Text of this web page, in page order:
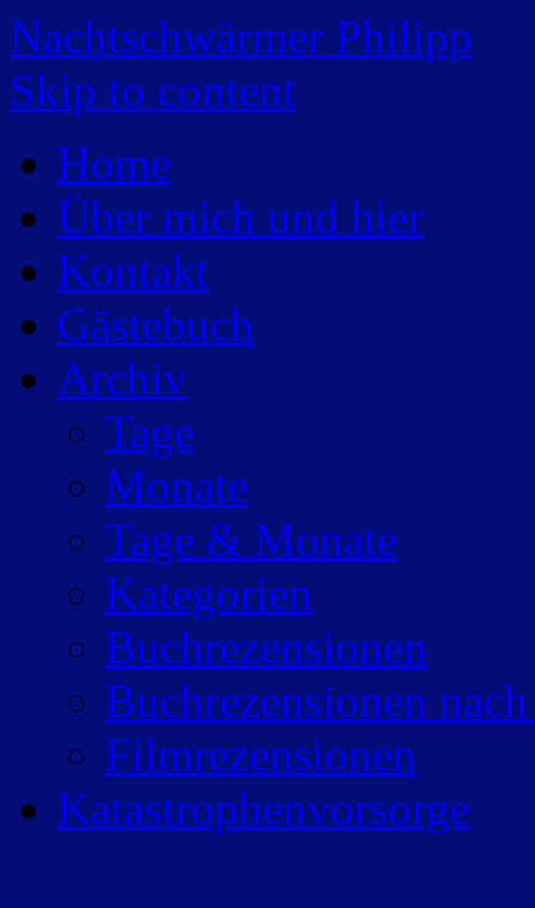
Nachtschwärmer Philipp
Skip to content
Home
Über mich und hier
Kontakt
Gästebuch
Archiv
Tage
Monate
Tage & Monate
Kategorien
Buchrezensionen
Buchrezensionen
Filmrezensionen
Katastrophenvorsorge